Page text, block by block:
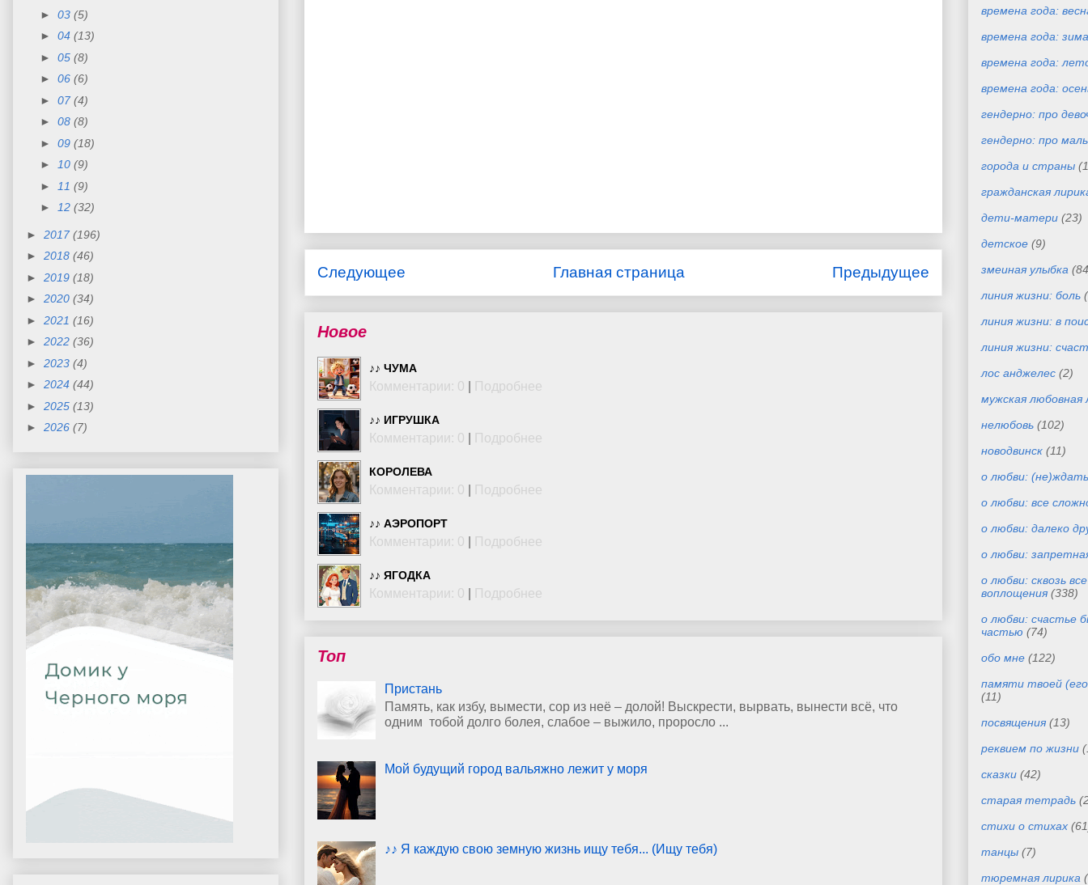
Следующее Предыдущее
Главная страница
Новое
♪♪ ЧУМА
Комментарии: 0 Подробнее
♪♪ ИГРУШКА
Комментарии: 0 Подробнее
КОРОЛЕВА
Комментарии: 0 Подробнее
♪♪ АЭРОПОРТ
Комментарии: 0 Подробнее
♪♪ ЯГОДКА
Комментарии: 0 Подробнее
Топ
Пристань
Память, как избу, вымести, сор из неё – долой! Выскрести, вырвать, вынести всё, что
одним тобой долго болея, слабое – выжило, проросло ...
Мой будущий город вальяжно лежит у моря
♪♪ Я каждую свою земную жизнь ищу тебя... (Ищу тебя)
► 03 (5)
► 04 (13)
► 05 (8)
► 06 (6)
► 07 (4)
► 08 (8)
► 09 (18)
►
10 (9)
►
11 (9)
►
12 (32)
► 2017 (196)
► 2018 (46)
► 2019 (18)
► 2020 (34)
► 2021 (16)
► 2022 (36)
► 2023 (4)
► 2024 (44)
► 2025 (13)
► 2026 (7)
времена года:
времена года: зима
времена года:
времена года:
гендерно: про
гендерно: про
города и страны
гражданская
дети-матери (23)
детское (9)
змеиная улыбка
линия жизни: боль
линия жизни: в
линия жизни:
лос анджелес (2)
мужская любовная
нелюбовь (102)
новодвинск (11)
о любви:
о любви: все
о любви: далеко
о любви:
о любви: сквозь
воплощения (338)
о любви: счастье
частью (74)
обо мне (122)
памяти твоей
(11)
посвящения (13)
реквием по жизни
сказки (42)
старая тетрадь
стихи о стихах
танцы (7)
тюремная лирика